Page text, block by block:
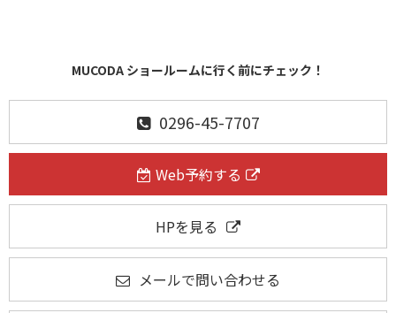
MUCODA ショールームに行く前にチェック！
0296-45-7707
Web予約する
HPを見る
メールで問い合わせる